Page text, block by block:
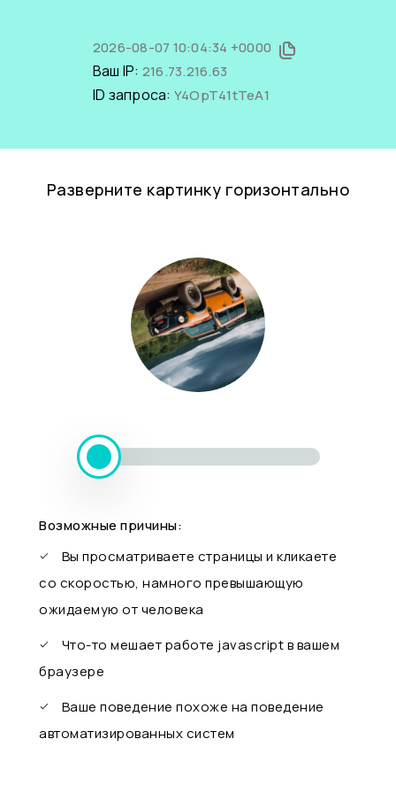
2026-08-07 10:04:34 +0000
Ваш IP: 216.73.216.63
ID запроса: Y4OpT41tTeA1
Разверните картинку горизонтально
Возможные причины:
Вы просматриваете страницы и кликаете
со скоростью, намного превышающую
ожидаемую от человека
Что-то мешает работе javascript в вашем
браузере
Ваше поведение похоже на поведение
автоматизированных систем